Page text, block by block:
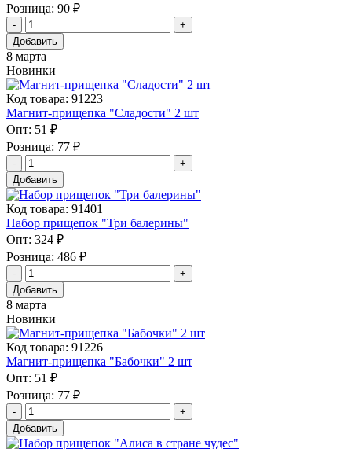
Розница: 90 ₽
Добавить
8 марта
Новинки
Код товара: 91223
Магнит-прищепка "Сладости" 2 шт
Опт: 51 ₽
Розница: 77 ₽
Добавить
Код товара: 91401
Набор прищепок "Три балерины"
Опт: 324 ₽
Розница: 486 ₽
Добавить
8 марта
Новинки
Код товара: 91226
Магнит-прищепка "Бабочки" 2 шт
Опт: 51 ₽
Розница: 77 ₽
Добавить